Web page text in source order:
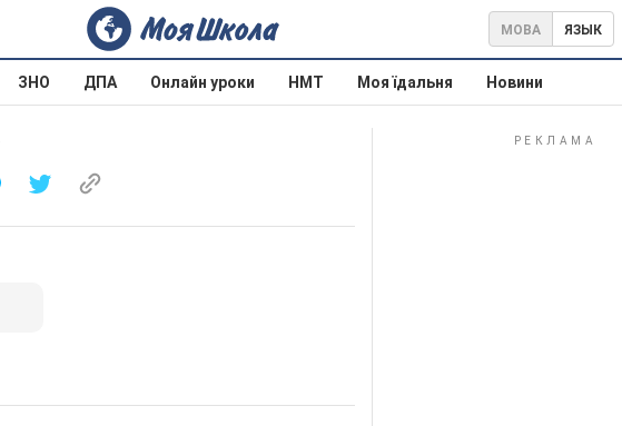
МОВА ЯЗЫК
ЗНО ДПА Онлайн уроки НМТ Моя їдальня Новини